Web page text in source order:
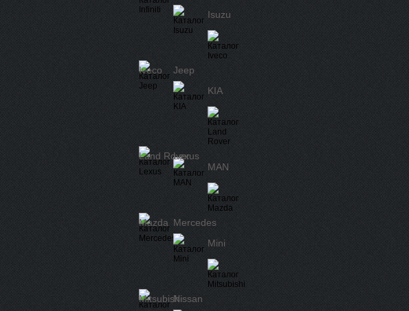
Isuzu
Iveco
Jeep
KIA
Land Rover
Lexus
MAN
Mazda Mercedes
Mini
MitsubishiNissan